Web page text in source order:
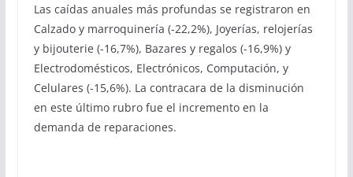
Las caídas anuales más profundas se registraron en
Calzado y marroquinería (-22,2%), Joyerías, relojerías
y bijouterie (-16,7%), Bazares y regalos (-16,9%) y
Electrodomésticos, Electrónicos, Computación, y
Celulares (-15,6%). La contracara de la disminución
en este último rubro fue el incremento en la
demanda de reparaciones.